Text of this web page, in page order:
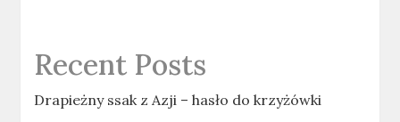
Recent Posts
Drapieżny ssak z Azji – hasło do krzyżówki